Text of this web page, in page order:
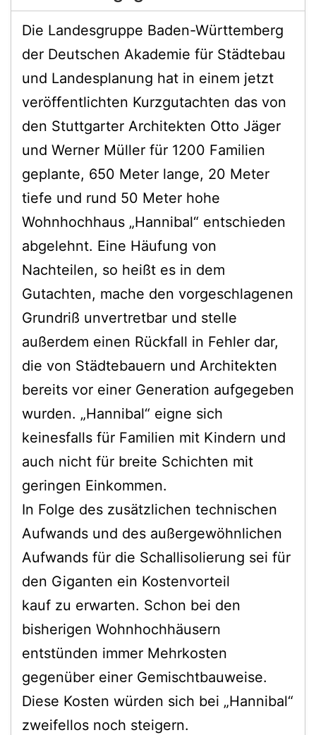
Die Landesgruppe Baden-Württemberg
der Deutschen Akademie für Städtebau
und Landesplanung hat in einem jetzt
veröffentlichten Kurzgutachten das von
den Stuttgarter Architekten Otto Jäger
und Werner Müller für 1200 Familien
geplante, 650 Meter lange, 20 Meter
tiefe und rund 50 Meter hohe
Wohnhochhaus „Hannibal“ entschieden
abgelehnt. Eine Häufung von
Nachteilen, so heißt es in dem
Gutachten, mache den vorgeschlagenen
Grundriß unvertretbar und stelle
außerdem einen Rückfall in Fehler dar,
die von Städtebauern und Architekten
bereits vor einer Generation aufgegeben
wurden. „Hannibal“ eigne sich
keinesfalls für Familien mit Kindern und
auch nicht für breite Schichten mit
geringen Einkommen.
In Folge des zusätzlichen technischen
Aufwands und des außergewöhnlichen
Aufwands für die Schallisolierung sei für
den Giganten ein Kostenvorteil
kauf zu erwarten. Schon bei den
bisherigen Wohnhochhäusern
entstünden immer Mehrkosten
gegenüber einer Gemischtbauweise.
Diese Kosten würden sich bei „Hannibal“
zweifellos noch steigern.